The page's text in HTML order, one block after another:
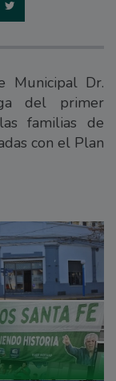
Municipal Dr.
del primer
familias de
con el Plan